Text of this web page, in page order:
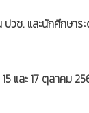
วช. และนักศึกษาร
และ 17 ตุลาคม